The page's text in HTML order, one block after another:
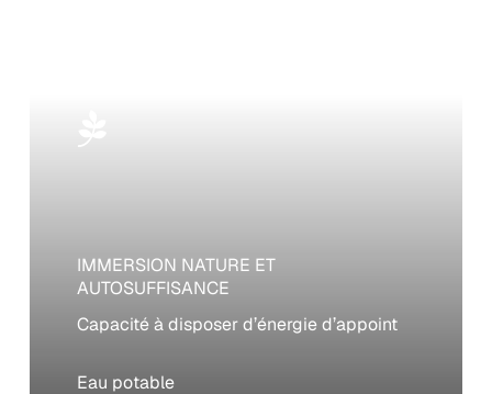
IMMERSION NATURE ET
AUTOSUFFISANCE
Capacité à disposer d’énergie d’appoint
Eau potable